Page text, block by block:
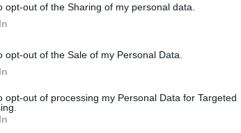
opt-out of the Sharing of my personal data.
opt-out of the Sale of my Personal Data.
opt-out of processing my Personal Data for Targeted
felszerelése, és az áprilisi, Real Madrid elleni
Az 1966-os világbajnokság miatt átépítették
box-okat, mely Matt Busby ötlete volt azután,
mérkõzést. Az 1970-es években elterjedõ
formájában, melyeket kötelezõ volt